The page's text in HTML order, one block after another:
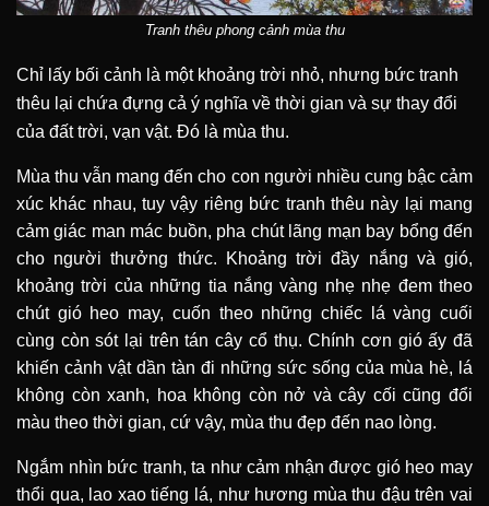
Tranh thêu phong cảnh mùa thu
Chỉ lấy bối cảnh là một khoảng trời nhỏ, nhưng bức tranh
thêu lại chứa đựng cả ý nghĩa về thời gian và sự thay đổi
của đất trời, vạn vật. Đó là mùa thu.
Mùa thu vẫn mang đến cho con người nhiều cung bậc cảm
xúc khác nhau, tuy vậy riêng bức tranh thêu này lại mang
cảm giác man mác buồn, pha chút lãng mạn bay bổng đến
cho người thưởng thức. Khoảng trời đầy nắng và gió,
khoảng trời của những tia nắng vàng nhẹ nhẹ đem theo
chút gió heo may, cuốn theo những chiếc lá vàng cuối
cùng còn sót lại trên tán cây cổ thụ. Chính cơn gió ấy đã
khiến cảnh vật dần tàn đi những sức sống của mùa hè, lá
không còn xanh, hoa không còn nở và cây cối cũng đổi
màu theo thời gian, cứ vậy, mùa thu đẹp đến nao lòng.
Ngắm nhìn bức tranh, ta như cảm nhận được gió heo may
thổi qua, lao xao tiếng lá, như hương mùa thu đậu trên vai